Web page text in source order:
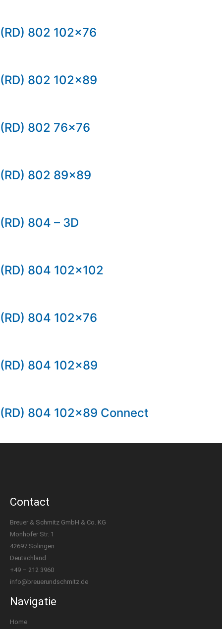
(RD) 802 102×76
(RD) 802 102×89
(RD) 802 76×76
(RD) 802 89×89
(RD) 804 – 3D
(RD) 804 102×102
(RD) 804 102×76
(RD) 804 102×89
(RD) 804 102×89 Connect
Contact
Breuer & Schmitz GmbH & Co. KG
Monhofer Str. 1
42697 Solingen
Deutschland
+49 – 212 3960
info@breuerundschmitz.de
Navigatie
Home